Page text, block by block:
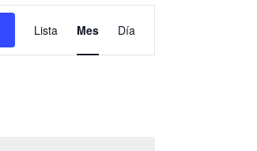
NAVEGACIÓN
DE
VISTAS
Lista Mes Día